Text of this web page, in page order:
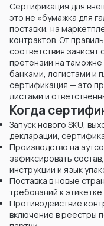
Сертификация для
это не «бумажка для
поставки, на
контрактов. От
соответствия зависят
претензий на
банками, логистами и
сертификация — это
листами и
Когда
Запуск нового SKU,
декларации,
Производство на
зафиксировать
инструкции и язык
Поставка в новые
требований к
Противодействие
включение в реестры